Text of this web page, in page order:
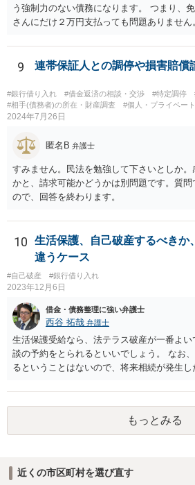
う強制力のない債務になります。 つまり、
さんにだけ２万円支払っても問題ありません
9 連帯保証人との調停や損害賠償
#銀行借り入れ #借金返済の相談・交渉 #特定調停
#相手(債務者)の所在・財産調査
#個人・プライベート
2024年7月26日
匿名B 弁護士
すみません。民法を勉強して下さいとしか
かと、請求可能かどうかは別問題です。質
ので、回答を終わります。
10
生活保護、自己破産するべきか
違うケース
#自己破産 #銀行借り入れ
2023年12月6日
借金・債務整理に強い弁護士
西谷 拓哉 弁護士
生活保護受給なら、法テラス破産が一番よ
談の予約をとられるといいでしょう。 なお
るということはないので、将来相続が発生
段をとることもありますが、今の世代のう
望ましいです。
もっとみる
近くの市区町村を選び直す